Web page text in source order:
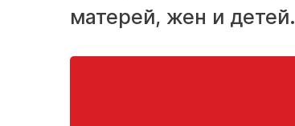
матерей, жен и детей.